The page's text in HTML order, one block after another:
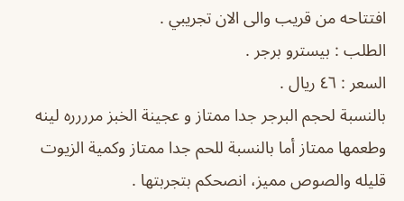
افتتاحه من قريب والى الان تجريبي .
الطلب : بيسترو برجر .
السعر : ٤٦ ريال .
بالنسبة لحجم البرجر جدا ممتاز و عجينة الخبز مرررره لينه
وطعمها ممتاز أما بالنسبة للحم جدا ممتاز وكمية الزيوت
قليله والصوص مميز، انصحكم بتجربتها .